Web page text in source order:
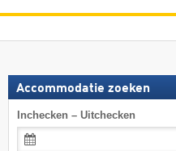
Accommodatie zoeken
Inchecken – Uitchecken